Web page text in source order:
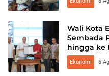
Wali Kota
Sembada
hingga ke
Ekonomi 6